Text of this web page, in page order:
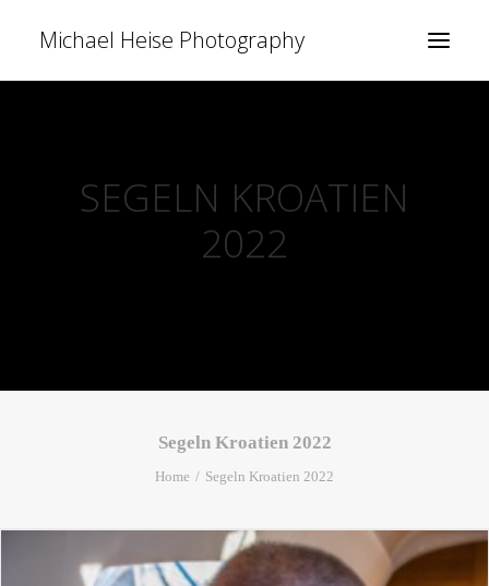
Michael Heise Photography
SEGELN KROATIEN
2022
Segeln Kroatien 2022
Home Segeln Kroatien 2022